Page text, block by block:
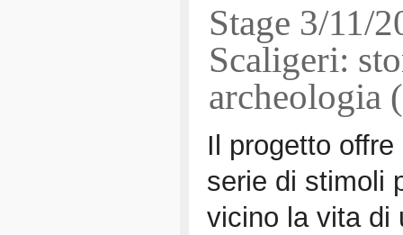
Stage 3/11/
Scaligeri:
archeologia
Il progetto
serie di stimoli
vicino la vita di